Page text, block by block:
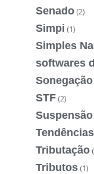
Senado (2)
Simpi (1)
Simples
softwares
STF (2)
Tributação
Tributos (1)